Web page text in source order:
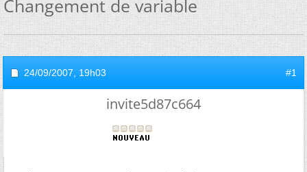
Changement de variable
24/09/2007, 19h03 #1
invite5d87c664